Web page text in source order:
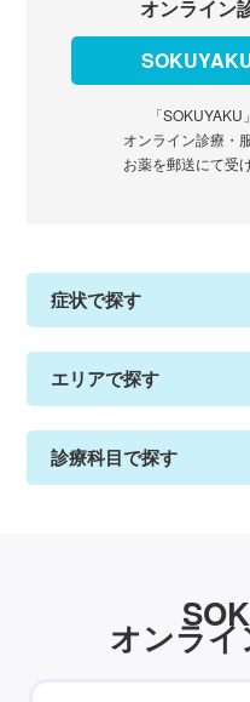
オンライン
「
オンライン診療・
お薬を郵送にて受
症状で探す
エリアで探す
診療科目で探す
オンラ